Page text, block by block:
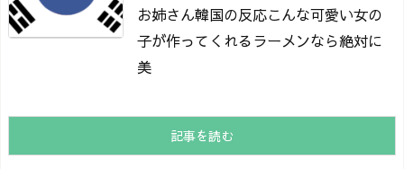
お姉さん韓国の反応こんな可愛い女の
子が作ってくれるラーメンなら絶対に
美
記事を読む